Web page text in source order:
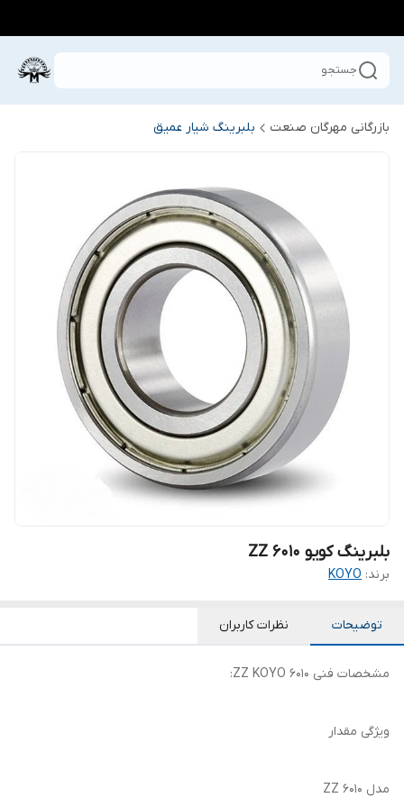
جستجو
بازرگانی مهرگان صنعت بلبرینگ شیار عمیق
بلبرینگ کویو 6010 ZZ
برند: KOYO
توضیحات نظرات کاربران
مشخصات فنی 6010 ZZ KOYO:
ویژگی مقدار
مدل 6010 ZZ